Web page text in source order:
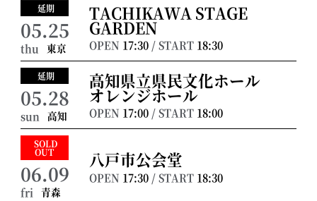
延期
05.25
thu 東京
TACHIKAWA STAGE
GARDEN
OPEN 17:30 / START 18:30
延期
05.28
sun 高知
高知県立県民文化ホール
オレンジホール
OPEN 17:00 / START 18:00
SOLD
OUT
06.09
fri 青森
八戸市公会堂
OPEN 17:30 / START 18:30